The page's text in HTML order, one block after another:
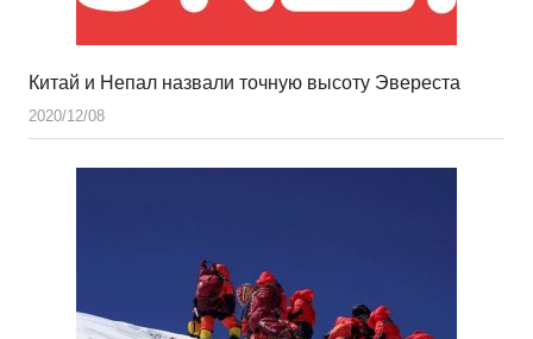
Китай и Непал назвали точную высоту Эвереста
2020/12/08